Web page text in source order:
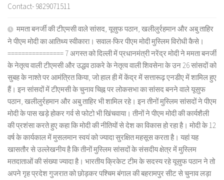
Contact- 9829071511
ममता बनर्जी की टीएमसी वाले सांसद, यूसुफ पठान, खलीलुर्रहमान और अबु ताहिर
ने पीएम मोदी का आतिथ्य स्वीकारा। सवाल-फिर पीएम मोदी मुस्लिम विरोधी कैसे।
================ 7 अगस्त को दिल्ली में प्रधानमंत्री नरेंद्र मोदी ने ममता बनर्जी
के नेतृत्व वाली टीएमसी और उद्धव ठाकरे के नेतृत्व वाली शिवसेना के उन 26 सांसदों को
सुबह के नाश्ते पर आमंत्रित किया, जो हाल ही में केंद्र में सत्तारूढ़ एनडीए में शामिल हुए
हैं। इन सांसदों में टीएमसी के चुनाव चिह्न पर लोकसभा का सांसद बनने वाले यूसुफ
पठान, खलीलुर्रहमान और अबु ताहिर भी शामिल रहे। इन तीनों मुस्लिम सांसदों ने पीएम
मोदी के पास खड़े होकर गर्व से फोटो भी खिंचवाया। तीनों ने पीएम मोदी की कार्यशैली
की प्रशंसा करते हुए कहा कि मोदी की नीतियों से देश का विकास हो रहा है। मोदी के 12
वर्ष के कार्यकाल में मुसलमान स्वयं को ज्यादा सुरक्षित महसूस करता है। यहां यह
खासतौर से उल्लेखनीय है कि तीनों मुस्लिम सांसदों के संसदीय क्षेत्र में मुस्लिम
मतदाताओं की संख्या ज्यादा है। भारतीय क्रिकेट टीम के सदस्य रहे यूसुफ पठान ने तो
अपने गृह प्रदेश गुजरात को छोड़कर पश्चिम बंगाल की बहरामपुर सीट से चुनाव लड़ा